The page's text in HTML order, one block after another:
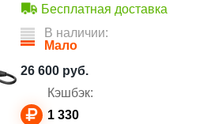
Бесплатная доставка
В наличии:
Мало
26 600 руб.
Кэшбэк:
1 330